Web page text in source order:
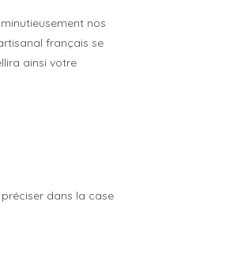
nos
français se
ainsi votre
dans la case